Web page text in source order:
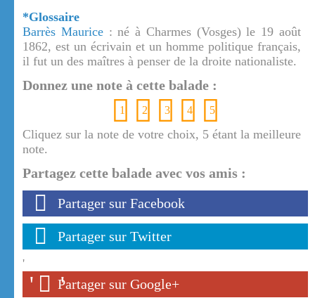
*Glossaire
Barrès Maurice: né à Charmes (Vosges) le 19 août
1862, est un écrivain et un homme politique français,
il fut un des maîtres à penser de la droite nationaliste.
Donnez une note à cette balade :
1 2 3 4 5
Cliquez sur la note de votre choix, 5 étant la meilleure
note.
Partagez cette balade avec vos amis :
Partager sur Facebook
Partager sur Twitter
'
' '
Partager sur Google+